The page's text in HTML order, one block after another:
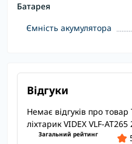
Батарея
Ємність акумулятора
Відгуки
Немає відгуків про
ліхтарик VIDEX VLF-
Загальний рейтинг